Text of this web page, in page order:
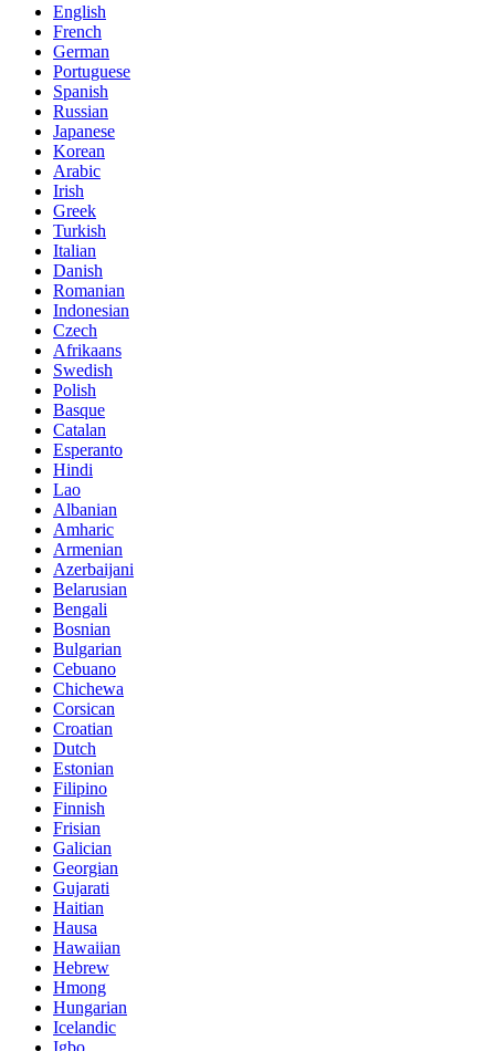
English
French
German
Portuguese
Spanish
Russian
Japanese
Korean
Arabic
Irish
Greek
Turkish
Italian
Danish
Romanian
Indonesian
Czech
Afrikaans
Swedish
Polish
Basque
Catalan
Esperanto
Hindi
Lao
Albanian
Amharic
Armenian
Azerbaijani
Belarusian
Bengali
Bosnian
Bulgarian
Cebuano
Chichewa
Corsican
Croatian
Dutch
Estonian
Filipino
Finnish
Frisian
Galician
Georgian
Gujarati
Haitian
Hausa
Hawaiian
Hebrew
Hmong
Hungarian
Icelandic
Igbo